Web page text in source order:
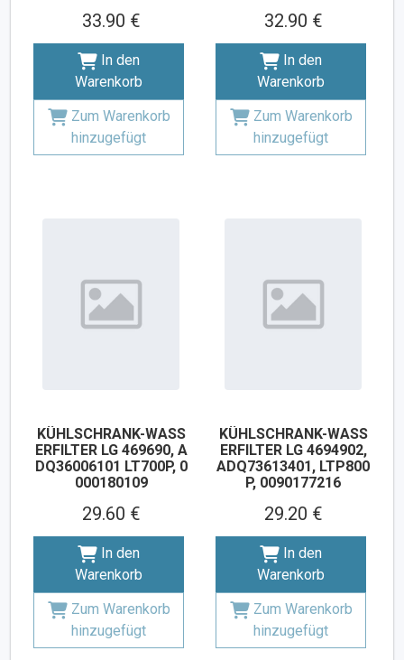
33.90 €
Warenkorb
Zum Warenkorb
hinzugefügt
32.90 €
Warenkorb
Zum Warenkorb
hinzugefügt
KÜHLSCHRANK-WASS
ERFILTER LG 469690, A
DQ36006101 LT700P, 0
000180109
29.60 €
Warenkorb
Zum Warenkorb
hinzugefügt
KÜHLSCHRANK-WASS
ERFILTER LG 4694902,
ADQ73613401, LTP800
P, 0090177216
29.20 €
Warenkorb
Zum Warenkorb
hinzugefügt